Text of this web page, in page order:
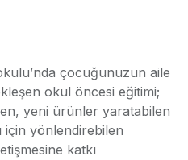
çocuğunuzun aile
okul öncesi eğitimi;
yeni ürünler yaratabilen
için yönlendirebilen
katkı